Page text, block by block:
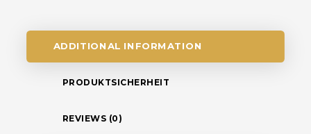
ADDITIONAL INFORMATION
PRODUKTSICHERHEIT
REVIEWS (0)